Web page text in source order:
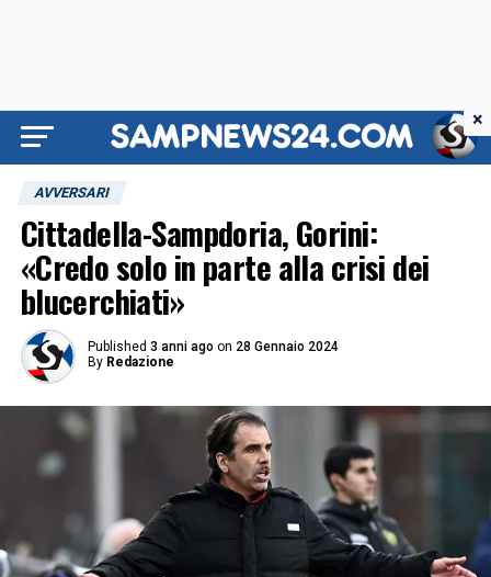
AVVERSARI
Cittadella-Sampdoria, Gorini:
«Credo solo in parte alla crisi dei
blucerchiati»
Published 3 anni ago on 28 Gennaio 2024
By Redazione
×